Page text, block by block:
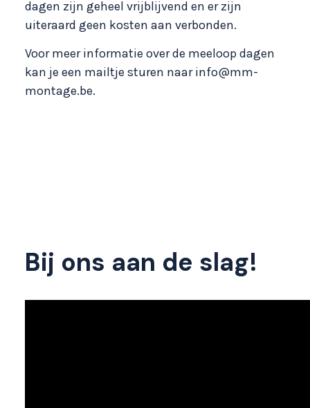
dagen zijn geheel vrijblijvend en er zijn
uiteraard geen kosten aan verbonden.
Voor meer informatie over de meeloop dagen
kan je een mailtje sturen naar info@mm-
montage.be.
Bij ons aan de slag!